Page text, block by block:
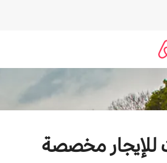
للإيجار مخصصة